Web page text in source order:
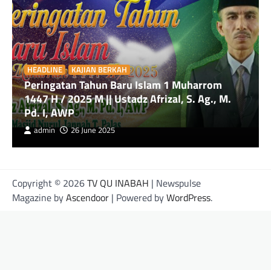
HEADLINE KAJIAN BERKAH
Peringatan Tahun Baru Islam 1 Muharrom
1447 H / 2025 M || Ustadz Afrizal, S. Ag., M.
Pd. I, AWP
admin 26 June 2025
Copyright © 2026TV QU INABAH | Newspulse
Magazine byAscendoor | Powered byWordPress.